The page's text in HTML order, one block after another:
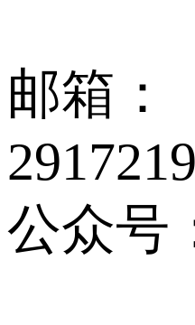
邮箱：
公众号